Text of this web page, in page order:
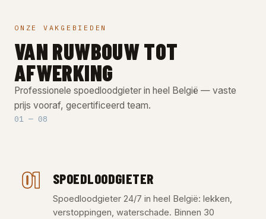
ONZE VAKGEBIEDEN
VAN RUWBOUW TOT
AFWERKING
Professionele spoedloodgieter in heel België — vaste
prijs vooraf, gecertificeerd team.
01 — 08
01 SPOEDLOODGIETER
Spoedloodgieter 24/7 in heel België: lekken,
verstoppingen, waterschade. Binnen 30